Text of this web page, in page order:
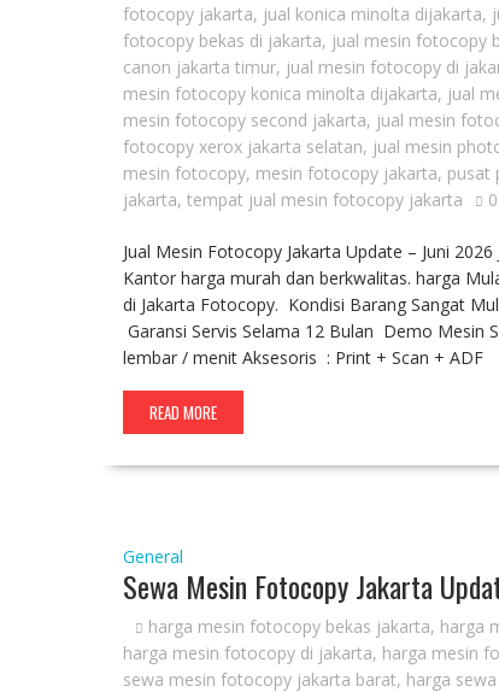
fotocopy jakarta, jual konica minolta dijakarta,
fotocopy bekas di jakarta, jual mesin fotocopy
canon jakarta timur, jual mesin fotocopy di
mesin fotocopy konica minolta dijakarta, jual
mesin fotocopy second jakarta, jual mesin
fotocopy xerox jakarta selatan, jual mesin
mesin fotocopy, mesin fotocopy jakarta, pusat
jakarta, tempat jual mesin fotocopy jakarta
Jual Mesin Fotocopy Jakarta Update – Juni
Kantor harga murah dan berkwalitas. harga
di Jakarta Fotocopy. Kondisi Barang Sangat
Garansi Servis Selama 12 Bulan Demo Mesin
lembar / menit Aksesoris : Print + Scan +
READ MORE
General
Sewa Mesin Fotocopy Jakarta
harga mesin fotocopy bekas jakarta, harga
harga mesin fotocopy di jakarta, harga mesin
sewa mesin fotocopy jakarta barat, harga